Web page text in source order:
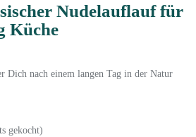
Nudelauflauf für
Küche
Dich nach einem langen Tag in der Natur
gekocht)